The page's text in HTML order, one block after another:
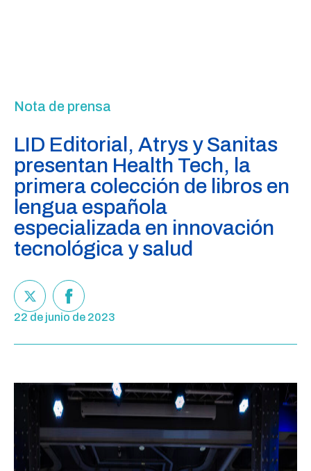
Nota de prensa
LID Editorial, Atrys y Sanitas
presentan Health Tech, la
primera colección de libros en
lengua española
especializada en innovación
tecnológica y salud
22 de junio de 2023